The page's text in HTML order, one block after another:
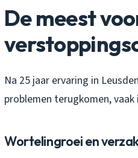
De meest
Na 25 jaar ervaring in
problemen terugkomen,
Wortelingroei en